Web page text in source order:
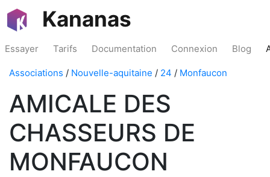
Kananas
Essayer Tarifs Documentation Connexion Blog
Associations / Nouvelle-aquitaine / 24 / Monfaucon
AMICALE DES
CHASSEURS DE
MONFAUCON